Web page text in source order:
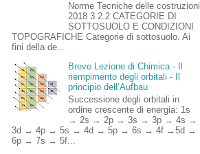
Norme Tecniche delle costruzioni
2018 3.2.2 CATEGORIE DI
SOTTOSUOLO E CONDIZIONI
TOPOGRAFICHE Categorie di sottosuolo. Ai
fini della de...
Breve Lezione di Chimica - Il
riempimento degli orbitali - Il
principio dell’Aufbau
Successione degli orbitali in
ordine crescente di energia: 1s
→ 2s → 2p → 3s → 3p → 4s →
3d → 4p → 5s → 4d → 5p → 6s → 4f →5d →
6p → 7s → 5f...